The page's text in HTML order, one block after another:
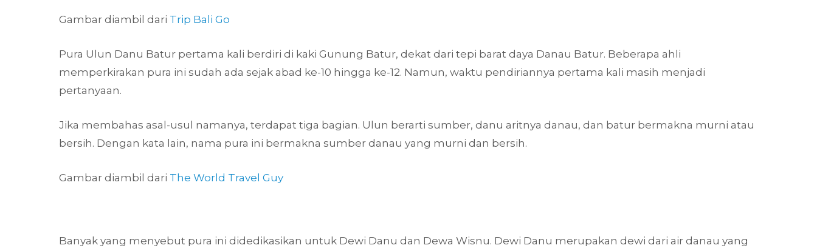
Gambar diambil dari Trip Bali Go
Pura Ulun Danu Batur pertama kali berdiri di kaki Gunung Batur, dekat dari tepi barat daya Danau Batur. Beberapa ahli
memperkirakan pura ini sudah ada sejak abad ke-10 hingga ke-12. Namun, waktu pendiriannya pertama kali masih menjadi
pertanyaan.
Jika membahas asal-usul namanya, terdapat tiga bagian. Ulun berarti sumber, danu aritnya danau, dan batur bermakna murni atau
bersih. Dengan kata lain, nama pura ini bermakna sumber danau yang murni dan bersih.
Gambar diambil dari The World Travel Guy
Banyak yang menyebut pura ini didedikasikan untuk Dewi Danu dan Dewa Wisnu. Dewi Danu merupakan dewi dari air danau yang